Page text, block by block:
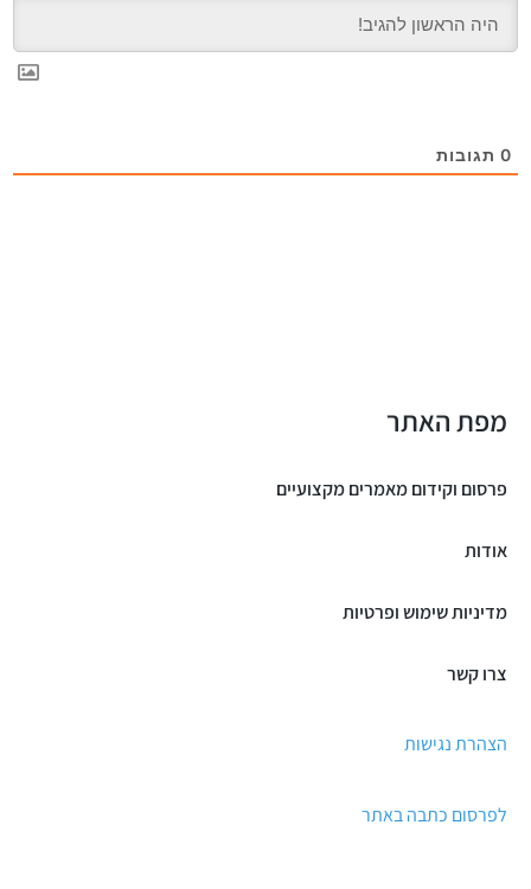
0תגובות
מפת האתר
פרסום וקידום מאמרים מקצועיים
אודות
מדיניות שימוש ופרטיות
צרו קשר
הצהרת נגישות
לפרסום כתבה באתר